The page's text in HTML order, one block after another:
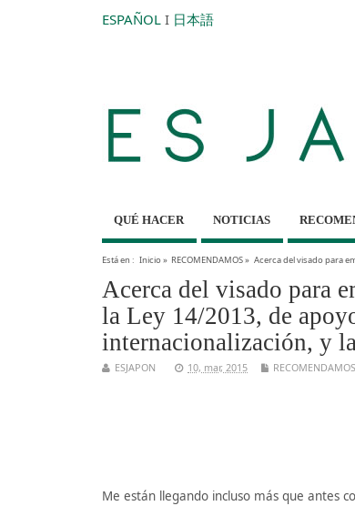
ESPAÑOL I 日本語
QUÉ HACER NOTICIAS
Está en : Inicio» RECOMENDAMOS» Acerca del visado para
Acerca del visado para
la Ley 14/2013, de
internacionalización, y
ESJAPON 10, mar, 2015 RECOMENDAMOS
Me están llegando incluso más que antes